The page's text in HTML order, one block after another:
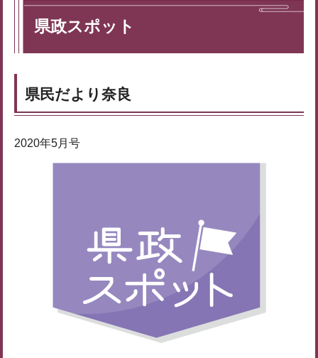
県政スポット
県民だより奈良
2020年5月号